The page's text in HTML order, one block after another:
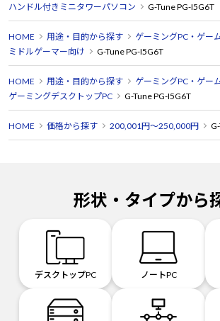
ハンドル付きミニタワーパソコン
G-Tune PG-I5G6T
HOME 用途・目的から探す
ゲーミングPC・ゲー
ミドルゲーマー向け
G-Tune PG-I5G6T
HOME 用途・目的から探す
ゲーミングPC・ゲー
ゲーミングデスクトップPC
G-Tune PG-I5G6T
HOME 価格から探す 200,001円～250,000円
形状・タイプから
デスクトップPC ノートPC